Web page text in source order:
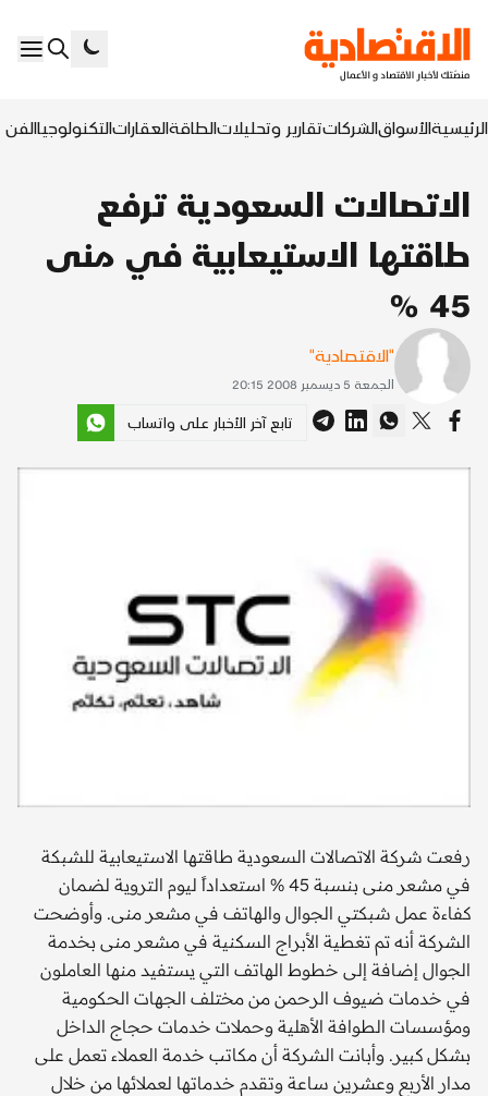
الرئيسيةالأسواقالشركاتتقارير وتحليلاتالطاقةالعقاراتالتكنولوجياالفن
الاتصالات السعودية ترفع
طاقتها الاستيعابية في منى
45 %
"الاقتصادية"
الجمعة 5 ديسمبر 2008 20:15
تابع آخر الأخبار على واتساب
رفعت شركة الاتصالات السعودية طاقتها الاستيعابية للشبكة
في مشعر منى بنسبة 45 % استعداداً ليوم التروية لضمان
كفاءة عمل شبكتي الجوال والهاتف في مشعر منى. وأوضحت
الشركة أنه تم تغطية الأبراج السكنية في مشعر منى بخدمة
الجوال إضافة إلى خطوط الهاتف التي يستفيد منها العاملون
في خدمات ضيوف الرحمن من مختلف الجهات الحكومية
ومؤسسات الطوافة الأهلية وحملات خدمات حجاج الداخل
بشكل كبير. وأبانت الشركة أن مكاتب خدمة العملاء تعمل على
مدار الأربع وعشرين ساعة وتقدم خدماتها لعملائها من خلال